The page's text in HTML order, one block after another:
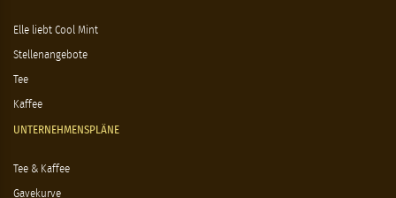
Elle liebt Cool Mint
Stellenangebote
Tee
Kaffee
UNTERNEHMENSPLÄNE
Tee & Kaffee
Gavekurve